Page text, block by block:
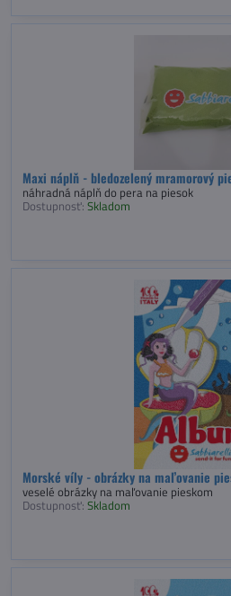
Maxi náplň - bledozelený mramorový
náhradná náplň do pera na piesok
Dostupnosť: Skladom
Morské víly - obrázky na maľovanie
veselé obrázky na maľovanie pieskom
Dostupnosť: Skladom